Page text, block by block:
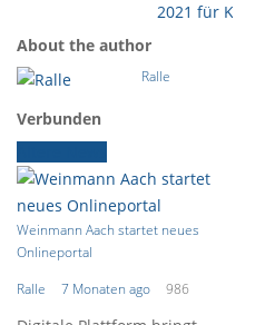
2021 für Kuka
About the author
Ralle
Verbunden
Weinmann Aach startet neues
Onlineportal
Ralle
7 Monaten ago 986